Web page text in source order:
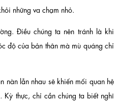
những va chạm nhỏ.
Điều chúng ta nên tránh là khi
độ của bản thân mà mù quáng chỉ
nàn lẫn nhau sẽ khiến mối quan hệ
Kỳ thực, chỉ cần chúng ta biết nghĩ